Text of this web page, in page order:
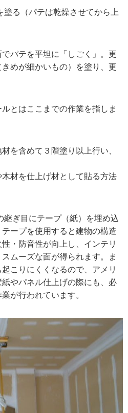
る（パテは乾燥させてから上
パテを平坦に「しごく」。更
めが細かいもの）を塗り、更
とはここまでの作業を指しま
を含めて３階塗り以上行い、
材を仕上げ材として貼る方法
ぎ目にテープ（紙）を埋め込
ープを使用すると建物の構造
・防音性が向上し、インテリ
ムーズな面が得られます。ま
こりにくくなるので、アメリ
やパネル仕上げの際にも、必
が行われています。